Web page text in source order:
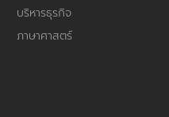
บริหารธุรกิจ
ภาษาศาสตร์